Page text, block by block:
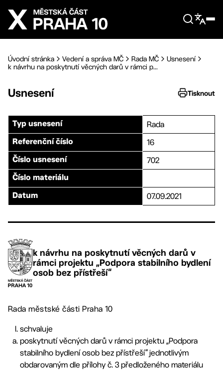
Přejít na hlavní obsah
Úvodní stránka Vedení a správa MČ Rada MČ
Usnesení
k návrhu na poskytnutí věcných darů v rámci p...
Usnesení Tisknout
Typ usnesení Rada
Referenční číslo 16
Číslo usnesení 702
Číslo materiálu
Datum 07.09.2021
k návrhu na poskytnutí věcných darů v
rámci projektu „Podpora stabilního bydlení
osob bez přístřeší“
Rada městské části Praha 10
schvaluje
poskytnutí věcných darů v rámci projektu „Podpora
stabilního bydlení osob bez přístřeší“ jednotlivým
obdarovaným dle přílohy č. 3 předloženého materiálu